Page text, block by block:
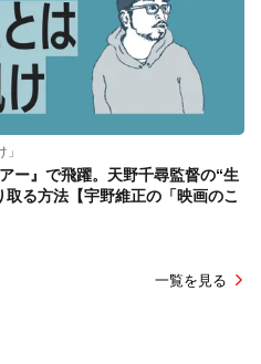
ー』で飛躍。天野千尋監督の“生
る方法【宇野維正の「映画のこ
一覧を見る